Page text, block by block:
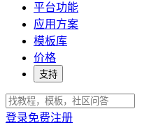
平台功能
应用方案
模板库
价格
支持
登录免费注册